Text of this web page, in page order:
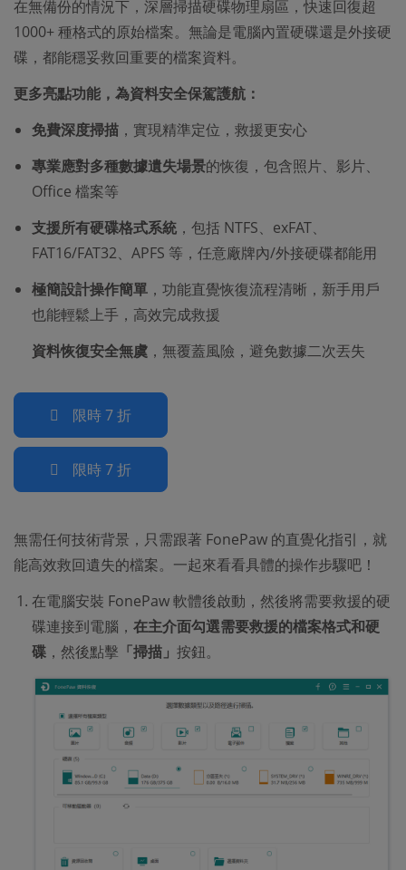
在無備份的情況下，深層掃描硬碟物理扇區，快速回復超
1000+ 種格式的原始檔案。無論是電腦內置硬碟還是外接硬
碟，都能穩妥救回重要的檔案資料。
更多亮點功能，為資料安全保駕護航：
免費深度掃描 ，實現精準定位，救援更安心
專業應對多種數據遺失場景的恢復，包含照片、影片、
Office 檔案等
支援所有硬碟格式系統 ，包括 NTFS、exFAT、
FAT16/FAT32、APFS 等，任意廠牌內/外接硬碟都能用
極簡設計操作簡單 ，功能直覺恢復流程清晰，新手用戶
也能輕鬆上手，高效完成救援
資料恢復安全無虞 ，無覆蓋風險，避免數據二次丟失
限時 7 折
限時 7 折
無需任何技術背景，只需跟著 FonePaw 的直覺化指引，就
能高效救回遺失的檔案。一起來看看具體的操作步驟吧！
在電腦安裝 FonePaw 軟體後啟動，然後將需要救援的硬
碟連接到電腦， 在主介面勾選需要救援的檔案格式和硬
碟 ，然後點擊 「掃描」 按鈕。